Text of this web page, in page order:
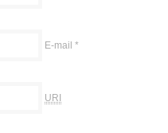
E-mail *
URI